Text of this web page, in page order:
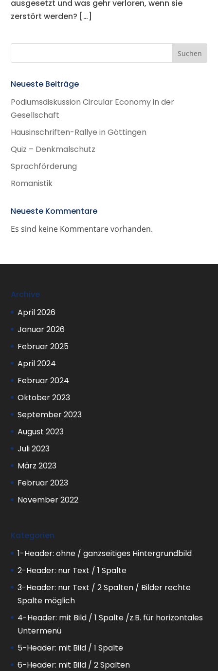
ausgesetzt und was gehr verloren, wenn sie
zerstört werden? […]
Suchen
Neueste Beiträge
Podiumsdiskussion Circular Economy in der
Gesellschaft
Hausinschriften-Rallye in Göttingen
Quiz – Denkmalschutz
Sprachförderung
Romanistik
Neueste Kommentare
Es sind keine Kommentare vorhanden.
Archive
April 2026
Januar 2026
Februar 2025
April 2024
Februar 2024
Oktober 2023
September 2023
August 2023
Juli 2023
März 2023
Februar 2023
November 2022
Kategorien
1-Header: ohne / ganzseitiges Hintergrundbild
2-Header: nur Text / 1 Spalte
3-Header: nur Text / 2 Spalten / Bilder rechte
Spalte möglich
4-Header: mit Bild / 1 Spalte /z.B. für horizontales
Untermenü
5-Header: mit Bild / 1 Spalte
6-Header: mit Bild / 2 Spalten